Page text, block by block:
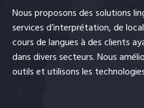
Nous proposons des solutions
servicesd’interprétation, de
cours de languesà des clients
dans divers secteurs. Nous
outils et utilisons les